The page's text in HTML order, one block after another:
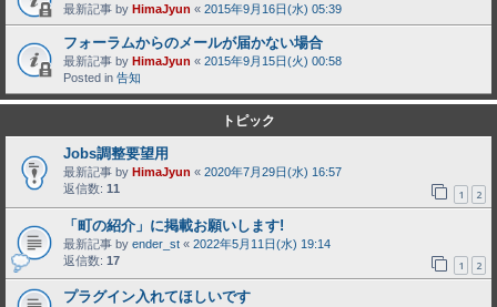
最新記事 by HimaJyun « 2015年9月16日(水) 05:39
フォーラムからのメールが届かない場合
最新記事 by HimaJyun « 2015年9月15日(火) 00:58
Posted in 告知
トピック
Jobs調整要望用
最新記事 by HimaJyun « 2020年7月29日(水) 16:57
返信数: 11 1 2
「町の紹介」に掲載お願いします!
最新記事 by ender_st « 2022年5月11日(水) 19:14
返信数: 17 1 2
プラグイン入れてほしいです